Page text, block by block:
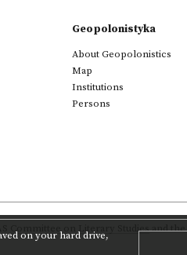
on your hard drive,
Geopolonistyka
About Geopolonistics
Map
Institutions
Persons
Committee on Literary Studiesand the